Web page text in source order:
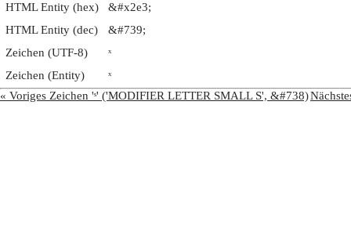
HTML Entity (hex)
&#x2e3;
HTML Entity (dec)
&#739;
Zeichen (UTF-8)
ˣ
Zeichen (Entity)
ˣ
« Voriges Zeichen 'ˢ' ('MODIFIER LETTER SMALL S', &#738)